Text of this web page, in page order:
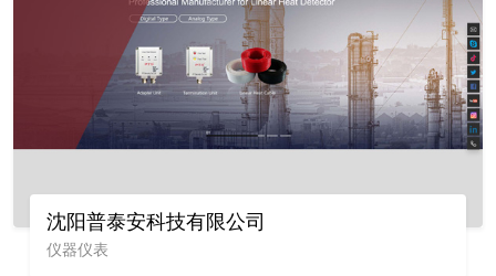
沈阳普泰安科技有限公司
仪器仪表